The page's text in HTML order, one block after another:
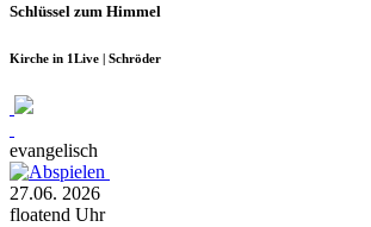
Schlüssel zum Himmel
Kirche in 1Live | Schröder
evangelisch
27.06. 2026
floatend Uhr